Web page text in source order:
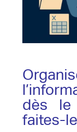
dès le
faites-